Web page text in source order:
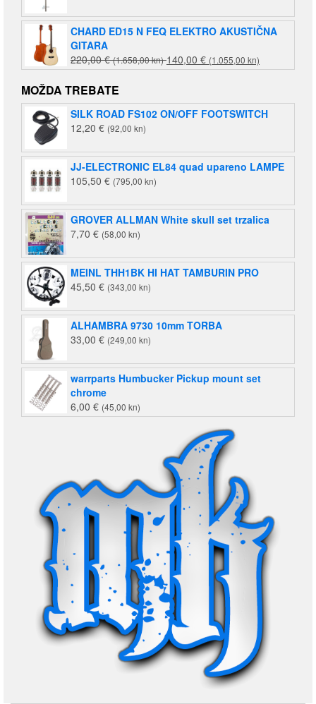
CHARD ED15 N FEQ ELEKTRO AKUSTIČNA
GITARA
220,00€ (1.658,00 kn)Izvorna
cijena
je:
220,00 €
140,00 € (1.055,00 kn)
cijena
140,00 €
(1.055,00
MOŽDA TREBATE
SILK ROAD FS102 ON/OFF FOOTSWITCH
12,20 € (92,00 kn)
JJ-ELECTRONIC EL84 quad upareno LAMPE
105,50 € (795,00 kn)
GROVER ALLMAN White skull set trzalica
7,70 € (58,00 kn)
MEINL THH1BK HI HAT TAMBURIN PRO
45,50 € (343,00 kn)
ALHAMBRA 9730 10mm TORBA
33,00 € (249,00 kn)
warrparts Humbucker Pickup mount set
chrome
6,00 € (45,00 kn)